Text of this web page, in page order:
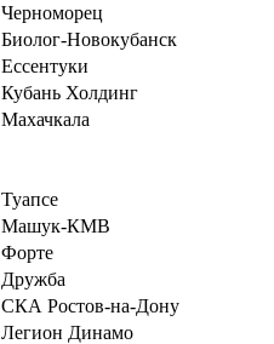
Черноморец
Биолог-Новокубанск
Ессентуки
Кубань Холдинг
Махачкала
Туапсе
Машук-КМВ
Форте
Дружба
СКА Ростов-на-Дону
Легион Динамо